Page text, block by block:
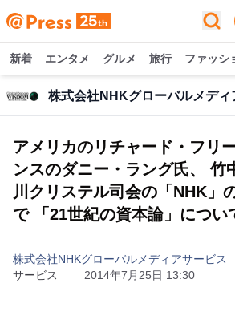
新着 エンタメ グルメ 旅行 ファッシ
アメリカのリチャード・フリ
ンスのダニー・ラング氏、 竹
川クリステル司会の「NHK」
で 「21世紀の資本論」につい
株式会社NHKグローバルメディアサービス
サービス
2014年7月25日 13:30